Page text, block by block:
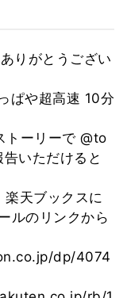
りがとうござい
ぱや超高速 10分
トーリーで @to
いただけると
天ブックスに
ルのリンクから
dp/4074